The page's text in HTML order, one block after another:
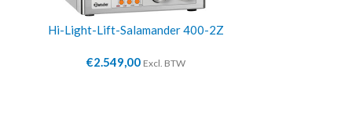
Hi-Light-Lift-Salamander 400-2Z
€2.549,00 Excl. BTW